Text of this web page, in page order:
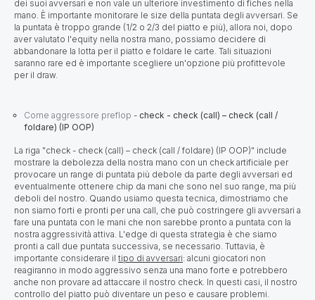
dei suoi avversari e non vale un ulteriore investimento di fiches nella
mano. È importante monitorare le size della puntata degli avversari. Se
la puntata è troppo grande (1/2 o 2/3 del piatto e più), allora noi, dopo
aver valutato l'equity nella nostra mano, possiamo decidere di
abbandonare la lotta per il piatto e foldare le carte. Tali situazioni
saranno rare ed è importante scegliere un'opzione più profittevole
per il draw.
Come aggressore preflop - check - check (call) – check (call /
foldare) (IP OOP)
La riga "check - check (call) – check (call / foldare) (IP OOP)" include
mostrare la debolezza della nostra mano con un check artificiale per
provocare un range di puntata più debole da parte degli avversari ed
eventualmente ottenere chip da mani che sono nel suo range, ma più
deboli del nostro. Quando usiamo questa tecnica, dimostriamo che
non siamo forti e pronti per una call, che può costringere gli avversari a
fare una puntata con le mani che non sarebbe pronto a puntata con la
nostra aggressività attiva. L'edge di questa strategia è che siamo
pronti a call due puntata successiva, se necessario. Tuttavia, è
importante considerare il tipo di avversari: alcuni giocatori non
reagiranno in modo aggressivo senza una mano forte e potrebbero
anche non provare ad attaccare il nostro check. In questi casi, il nostro
controllo del piatto può diventare un peso e causare problemi.